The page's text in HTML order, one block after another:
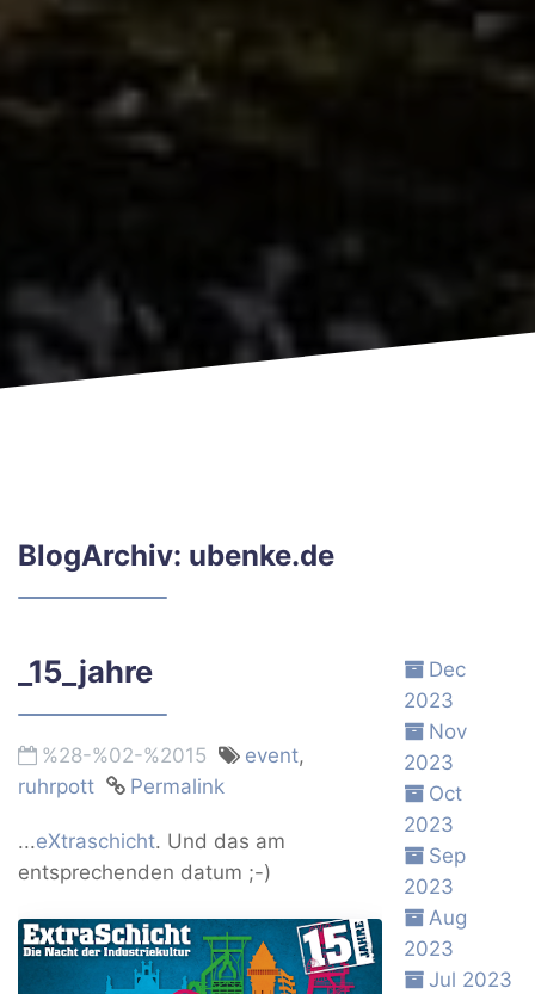
BlogArchiv: ubenke.de
_15_jahre
%28-%02-%2015 event,
ruhrpott
Permalink
...eXtraschicht. Und das am
entsprechenden datum ;-)
Dec
2023
Nov
2023
Oct
2023
Sep
2023
Aug
2023
Jul 2023